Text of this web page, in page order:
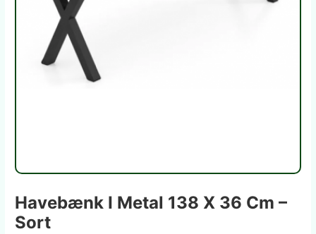
Havebænk I Metal 138 X 36 Cm –
Sort